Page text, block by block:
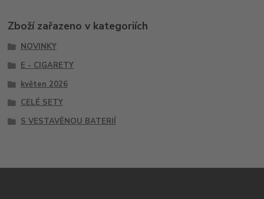
Zboží zařazeno v kategoriích
NOVINKY
E - CIGARETY
květen 2026
CELÉ SETY
S VESTAVĚNOU BATERIÍ